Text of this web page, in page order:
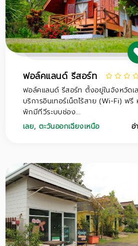
ฟอล์คแลนด์ รีสอร์ท
ฟอล์คแลนด์ รีสอร์ท ตั้งอยู่ในจังหวัดเ
บริการอินเทอร์เน็ตไร้สาย (Wi-Fi) ฟรี
พักมีทีวีระบบช่อง...
เลย,ตะวันออกเฉียงเหนือ อ่